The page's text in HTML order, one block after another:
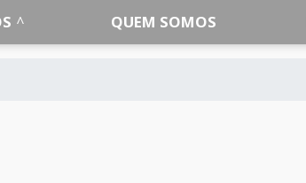
QUEM SOMOS